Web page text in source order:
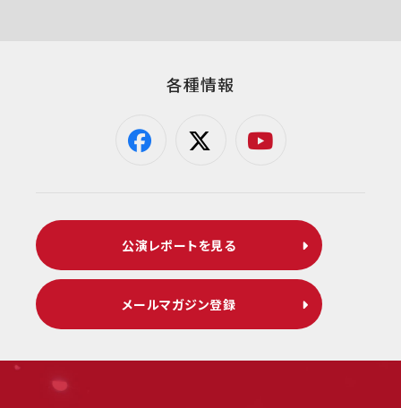
各種情報
公演レポートを見る
メールマガジン登録